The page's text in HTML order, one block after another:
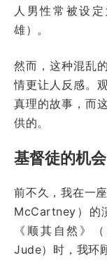
人男性常被设
雄）。
然而，这种混乱
情更让人反感。
真理的故事，而
供的。
基督徒的机会
前不久，我在一
McCartney）的
《顺其自然》
Jude）时，我环